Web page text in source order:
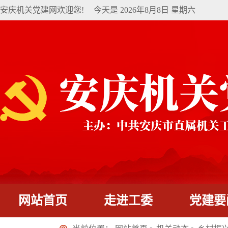
安庆机关党建网欢迎您! 今天是 2026年8月8日 星期六
网站首页 走进工委 党建